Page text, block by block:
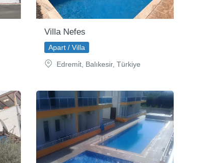
Villa Nefes
Apart / Villa
Edremi̇t, Balıkesir, Türkiye